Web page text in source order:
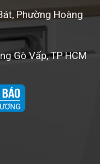
Phường Hoàng
Gò Vấp, TP HCM